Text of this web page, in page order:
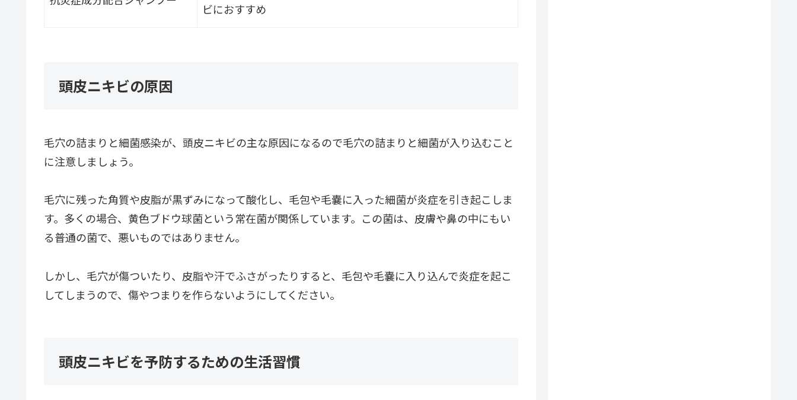
ビにおすすめ
頭皮ニキビの原因
毛穴の詰まりと細菌感染が、頭皮ニキビの主な原因になるので毛穴の詰まりと細菌が入り込むこと
に注意しましょう。
毛穴に残った角質や皮脂が黒ずみになって酸化し、毛包や毛嚢に入った細菌が炎症を引き起こしま
す。多くの場合、黄色ブドウ球菌という常在菌が関係しています。この菌は、皮膚や鼻の中にもい
る普通の菌で、悪いものではありません。
しかし、毛穴が傷ついたり、皮脂や汗でふさがったりすると、毛包や毛嚢に入り込んで炎症を起こ
してしまうので、傷やつまりを作らないようにしてください。
頭皮ニキビを予防するための生活習慣